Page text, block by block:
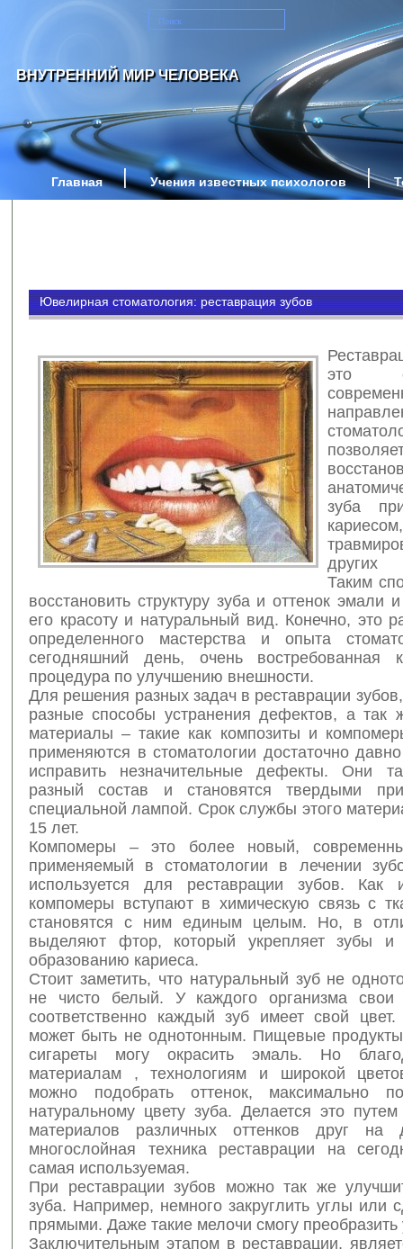
ВНУТРЕННИЙ МИР ЧЕЛОВЕКА
Главная Учения известных психологов
Ювелирная стоматология: реставрация зубов
это
зуба
кариесом,
Таким
восстановить структуру зуба и оттенок эмали
его красоту и натуральный вид. Конечно, это
определенного мастерства и опыта
сегодняшний день, очень востребованная
процедура по улучшению внешности.
Для решения разных задач в реставрации
разные способы устранения дефектов, а так
материалы – такие как композиты и
применяются в стоматологии достаточно
исправить незначительные дефекты. Они
разный состав и становятся твердыми
специальной лампой. Срок службы этого
15 лет.
Компомеры – это более новый,
применяемый в стоматологии в лечении
используется для реставрации зубов. Как
компомеры вступают в химическую связь с
становятся с ним единым целым. Но, в
выделяют фтор, который укрепляет зубы и
образованию кариеса.
Стоит заметить, что натуральный зуб не
не чисто белый. У каждого организма свои
соответственно каждый зуб имеет свой
может быть не однотонным. Пищевые
сигареты могу окрасить эмаль. Но
материалам , технологиям и широкой
можно подобрать оттенок, максимально
натуральному цвету зуба. Делается это
материалов различных оттенков друг на
многослойная техника реставрации на
самая используемая.
При реставрации зубов можно так же
зуба. Например, немного закруглить углы или
прямыми. Даже такие мелочи смогу преобразить
Заключительным этапом в реставрации,